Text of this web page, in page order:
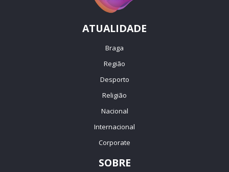
ATUALIDADE
Braga
Região
Desporto
Religião
Nacional
Internacional
Corporate
SOBRE